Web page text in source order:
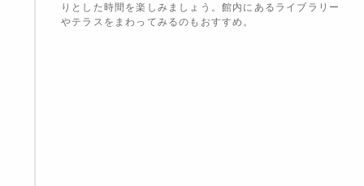
りとした時間を楽しみましょう。館内にあるライブラリー
やテラスをまわってみるのもおすすめ。